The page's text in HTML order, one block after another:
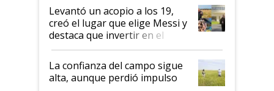
Levantó un acopio a los 19,
creó el lugar que elige Messi y
destaca que invertir en el
kirchnerismo era como "darle
plata a un hijo para droga":
Juan Félix Rossetti, el libertario
que de una dura crisis salió
La confianza del campo sigue
alta, aunque perdió impulso